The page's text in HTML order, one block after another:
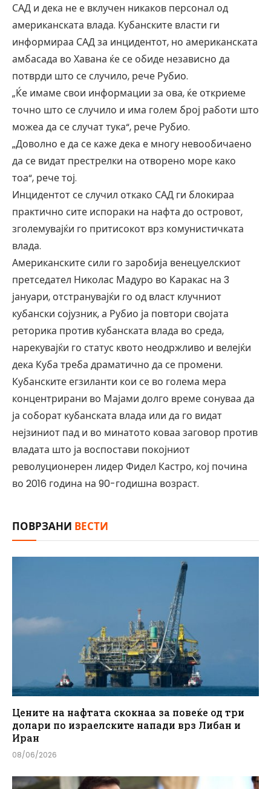
САД и дека не е вклучен никаков персонал од
американската влада. Кубанските власти ги
информираа САД за инцидентот, но американската
амбасада во Хавана ќе се обиде независно да
потврди што се случило, рече Рубио.
„Ќе имаме свои информации за ова, ќе откриеме
точно што се случило и има голем број работи што
можеа да се случат тука“, рече Рубио.
„Доволно е да се каже дека е многу невообичаено
да се видат престрелки на отворено море како
тоа“, рече тој.
Инцидентот се случил откако САД ги блокираа
практично сите испораки на нафта до островот,
зголемувајќи го притисокот врз комунистичката
влада.
Американските сили го заробија венецуелскиот
претседател Николас Мадуро во Каракас на 3
јануари, отстранувајќи го од власт клучниот
кубански сојузник, а Рубио ја повтори својата
реторика против кубанската влада во среда,
нарекувајќи го статус квото неодржливо и велејќи
дека Куба треба драматично да се промени.
Кубанските егзиланти кои се во голема мера
концентрирани во Мајами долго време сонуваа да
ја соборат кубанската влада или да го видат
нејзиниот пад и во минатото коваа заговор против
владата што ја воспостави покојниот
револуционерен лидер Фидел Кастро, кој почина
во 2016 година на 90-годишна возраст.
ПОВРЗАНИ ВЕСТИ
Цените на нафтата скокнаа за повеќе од три
долари по израелските напади врз Либан и
Иран
08/06/2026